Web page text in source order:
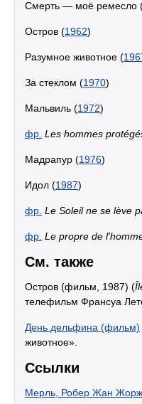
Смерть — моё ремесло
Остров (1962)
Разумное животное (
За стеклом (1970)
Мальвиль (1972)
фр. Les hommes
Мадрапур (1976)
Идол (1987)
фр. Le Soleil ne se lève
фр. Le propre de
См. также
Остров (фильм, 1987) (
телефильм Франсуа
День дельфина (фильм)
животное».
Ссылки
Мерль, Робер Жан Жорж